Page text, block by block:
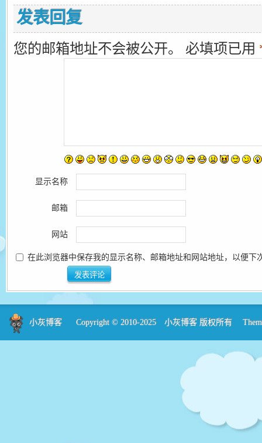
发表回复
您的邮箱地址不会被公开。 必填项已用
显示名称
邮箱
网站
在此浏览器中保存我的显示名称、邮箱地址和网站地址，以便下
小灰博客 Copyright © 2010-2025小灰博客 版权所有